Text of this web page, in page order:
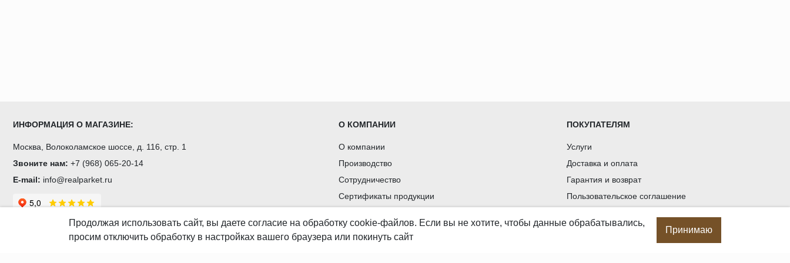
ИНФОРМАЦИЯ О МАГАЗИНЕ:
Москва, Волоколамское шоссе, д. 116, стр. 1
Звоните нам: +7 (968) 065-20-14
E-mail: info@realparket.ru
О КОМПАНИИ
О компании
Производство
Сотрудничество
Сертификаты продукции
Контакты
ПОКУПАТЕЛЯМ
Услуги
Доставка и оплата
Гарантия и возврат
Пользовательское соглашение
Политика в отношении обработки
Продолжая использовать сайт, вы даете согласие на обработку cookie-файлов. Если вы не хотите, чтобы данные обрабатывались,
просим отключить обработку в настройках вашего браузера или покинуть сайт
Принимаю